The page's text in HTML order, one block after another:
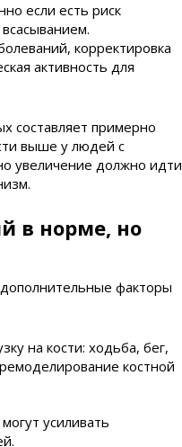
если есть риск
корректировка
активность для
составляет примерно
выше у людей с
увеличение должно идти
в норме, но
факторы
на кости: ходьба, бег,
костной
усиливать